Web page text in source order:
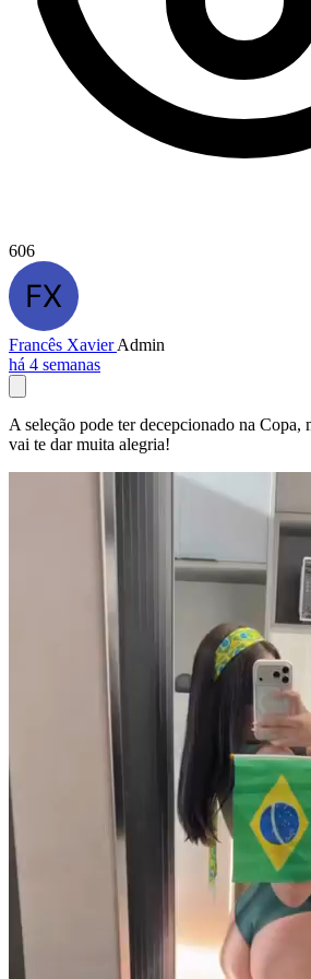
606
Francês XavierAdmin
há 4 semanas
A seleção pode ter decepcionado na Copa,
vai te dar muita alegria!